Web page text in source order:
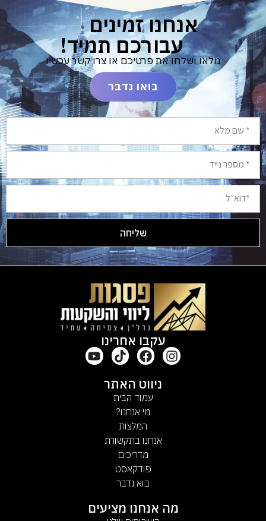
אנחנו זמינים
עבורכם תמיד!
מלאו ושלחו את פרטיכם או צרו קשר עכשיו
בואו נדבר
שליחה
Alternative:
עקבו אחרינו
ניווט האתר
עמוד הבית
מי אנחנו?
המלצות
אנחנו בתקשורת
מדריכים
פודקאסט
בוא נדבר
מה אנחנו מציעים